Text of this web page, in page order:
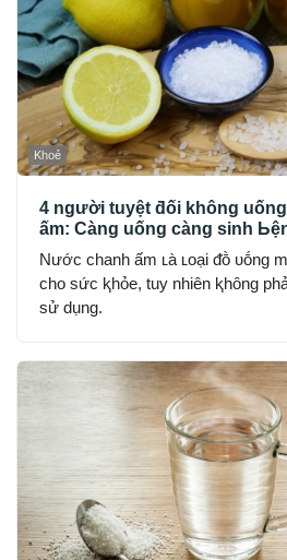
Khoẻ
4 người tuyệt ƌối không
ấm: Càng uống càng sinh
Nước chanh ấm ʟà ʟoại ᵭṑ ᴜṓng
cho sức ⱪhỏe, tuy nhiên ⱪhȏng
sử dụng.